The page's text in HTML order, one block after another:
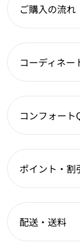
ご購入の流れ
コーディネー
コンフォート
ポイント・割
配送・送料